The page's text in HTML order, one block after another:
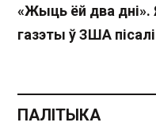
«Жыць ёй два дні».
газэты ў ЗША
ПАЛІТЫКА